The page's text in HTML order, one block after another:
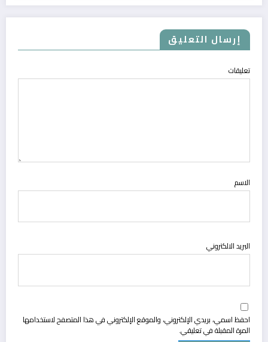
إرسال التعليق
تعليقات
الاسم
البريد الالكتروني
احفظ اسمي، بريدي الإلكتروني، والموقع الإلكتروني في هذا المتصفح لاستخدامها
المرة المقبلة في تعليقي.